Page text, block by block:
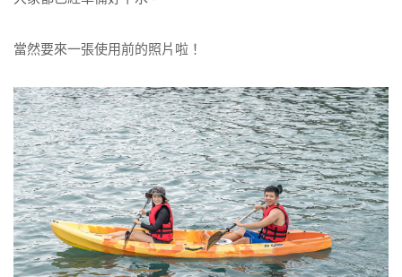
當然要來一張使用前的照片啦！